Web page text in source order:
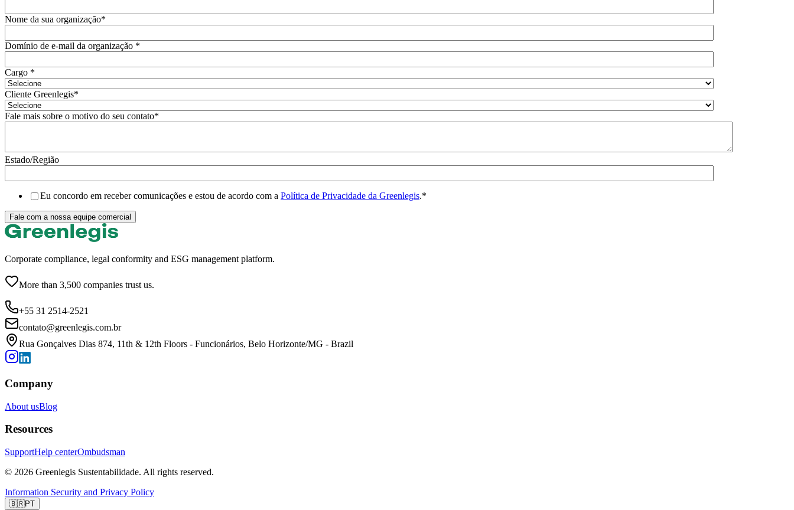
Nome da sua organização*
Domínio de e-mail da organização *
Cargo *
Cliente Greenlegis*
Fale mais sobre o motivo do seu contato*
Estado/Região
Eu concordo em receber comunicações e estou de acordo com a Política de Privacidade da Greenlegis.*
Corporate compliance, legal conformity and ESG management platform.
More than 3,500 companies trust us.
+55 31 2514-2521
contato@greenlegis.com.br
Rua Gonçalves Dias 874, 11th & 12th Floors - Funcionários, Belo Horizonte/MG - Brazil
Company
About usBlog
Resources
SupportHelp centerOmbudsman
© 2026 Greenlegis Sustentabilidade. All rights reserved.
Information Security and Privacy Policy
🇧🇷PT